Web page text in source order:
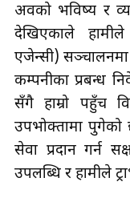
अवको भविष्य र
देखिएकाले
एजेन्सी) सञ्चालनमा
कम्पनीका प्रबन्ध
सँगै हाम्रो पहुँच
उपभोक्तामा पुगेको
सेवा प्रदान गर्न
उपलब्धि र हामीले